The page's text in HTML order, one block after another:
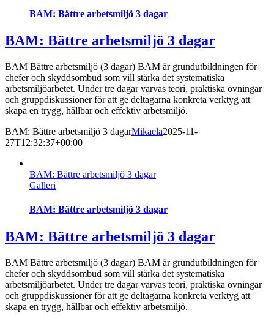
BAM: Bättre arbetsmiljö 3 dagar
BAM: Bättre arbetsmiljö 3 dagar
BAM Bättre arbetsmiljö (3 dagar) BAM är grundutbildningen för
chefer och skyddsombud som vill stärka det systematiska
arbetsmiljöarbetet. Under tre dagar varvas teori, praktiska övningar
och gruppdiskussioner för att ge deltagarna konkreta verktyg att
skapa en trygg, hållbar och effektiv arbetsmiljö.
BAM: Bättre arbetsmiljö 3 dagarMikaela2025-11-
27T12:32:37+00:00
BAM: Bättre arbetsmiljö 3 dagar
Galleri
BAM: Bättre arbetsmiljö 3 dagar
BAM: Bättre arbetsmiljö 3 dagar
BAM Bättre arbetsmiljö (3 dagar) BAM är grundutbildningen för
chefer och skyddsombud som vill stärka det systematiska
arbetsmiljöarbetet. Under tre dagar varvas teori, praktiska övningar
och gruppdiskussioner för att ge deltagarna konkreta verktyg att
skapa en trygg, hållbar och effektiv arbetsmiljö.